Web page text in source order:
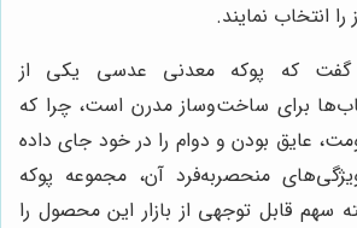
را انتخاب نمایند.
گفت که پوکه معدنی عدسی یکی از
برای ساخت‌وساز مدرن است، چرا که
عایق بودن و دوام را در خود جای داده
منحصر‌به‌فرد آن، مجموعه پوکه
سهم قابل توجهی از بازار این محصول را